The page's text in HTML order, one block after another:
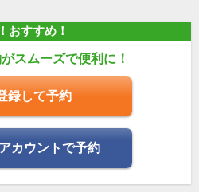
おすすめ！
スムーズで便利に！
録して予約
カウントで予約